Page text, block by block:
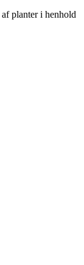
planter i henhold